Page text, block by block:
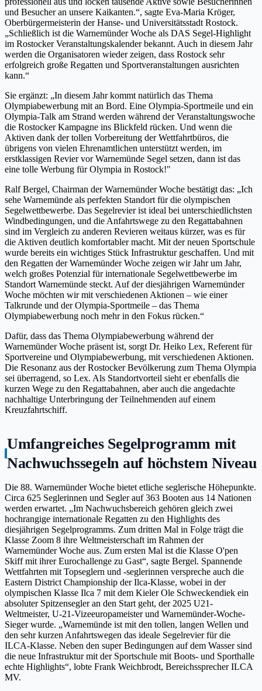
und Besucher an unsere Kaikanten.“, sagte Eva-Maria Kröger,
Oberbürgermeisterin der Hanse- und Universitätsstadt Rostock.
„Schließlich ist die Warnemünder Woche als DAS Segel-Highlight
im Rostocker Veranstaltungskalender bekannt. Auch in diesem Jahr
werden die Organisatoren wieder zeigen, dass Rostock sehr
erfolgreich große Regatten und Sportveranstaltungen ausrichten
kann.“
Sie ergänzt: „In diesem Jahr kommt natürlich das Thema
Olympiabewerbung mit an Bord. Eine Olympia-Sportmeile und ein
Olympia-Talk am Strand werden während der Veranstaltungswoche
die Rostocker Kampagne ins Blickfeld rücken. Und wenn die
Aktiven dank der tollen Vorbereitung der Wettfahrtbüros, die
übrigens von vielen Ehrenamtlichen unterstützt werden, im
erstklassigen Revier vor Warnemünde Segel setzen, dann ist das
eine tolle Werbung für Olympia in Rostock!"
Ralf Bergel, Chairman der Warnemünder Woche bestätigt das: „Ich
sehe Warnemünde als perfekten Standort für die olympischen
Segelwettbewerbe. Das Segelrevier ist ideal bei unterschiedlichsten
Windbedingungen, und die Anfahrtswege zu den Regattabahnen
sind im Vergleich zu anderen Revieren weitaus kürzer, was es für
die Aktiven deutlich komfortabler macht. Mit der neuen Sportschule
wurde bereits ein wichtiges Stück Infrastruktur geschaffen. Und mit
den Regatten der Warnemünder Woche zeigen wir Jahr um Jahr,
welch großes Potenzial für internationale Segelwettbewerbe im
Standort Warnemünde steckt. Auf der diesjährigen Warnemünder
Woche möchten wir mit verschiedenen Aktionen – wie einer
Talkrunde und der Olympia-Sportmeile – das Thema
Olympiabewerbung noch mehr in den Fokus rücken.“
Dafür, dass das Thema Olympiabewerbung während der
Warnemünder Woche präsent ist, sorgt Dr. Heiko Lex, Referent für
Sportvereine und Olympiabewerbung, mit verschiedenen Aktionen.
Die Resonanz aus der Rostocker Bevölkerung zum Thema Olympia
sei überragend, so Lex. Als Standortvorteil sieht er ebenfalls die
kurzen Wege zu den Regattabahnen, aber auch die angedachte
nachhaltige Unterbringung der Teilnehmenden auf einem
Kreuzfahrtschiff.
Umfangreiches Segelprogramm mit
Nachwuchssegeln auf höchstem Niveau
Die 88. Warnemünder Woche bietet etliche seglerische Höhepunkte.
Circa 625 Seglerinnen und Segler auf 363 Booten aus 14 Nationen
werden erwartet. „Im Nachwuchsbereich gehören gleich zwei
hochrangige internationale Regatten zu den Highlights des
diesjährigen Segelprogramms. Zum dritten Mal in Folge trägt die
Klasse Zoom 8 ihre Weltmeisterschaft im Rahmen der
Warnemünder Woche aus. Zum ersten Mal ist die Klasse O'pen
Skiff mit ihrer Eurochallenge zu Gast“, sagte Bergel. Spannende
Wettfahrten mit Topseglern und -seglerinnen verspreche auch die
Eastern District Championship der Ilca-Klasse, wobei in der
olympischen Klasse Ilca 7 mit dem Kieler Ole Schweckendiek ein
absoluter Spitzensegler an den Start geht, der 2025 U21-
Weltmeister, U-21-Vizeeuropameister und Warnemünder-Woche-
Sieger wurde. „Warnemünde ist mit den tollen, langen Wellen und
den sehr kurzen Anfahrtswegen das ideale Segelrevier für die
ILCA-Klasse. Neben den super Bedingungen auf dem Wasser sind
die neue Infrastruktur mit der Sportschule mit Boots- und Sporthalle
echte Highlights“, lobte Frank Weichbrodt, Bereichssprecher ILCA
MV.